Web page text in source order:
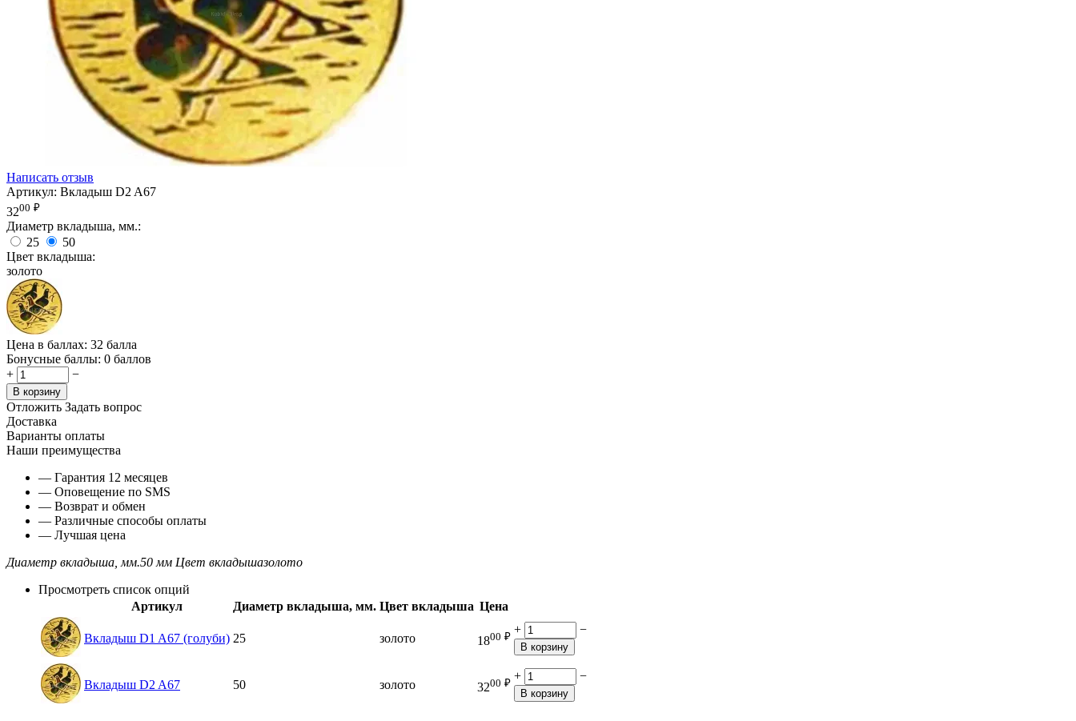
Написать отзыв
Артикул: Вкладыш D2 A67
3200 ₽
Диаметр вкладыша, мм.:
25
50
Цвет вкладыша:
золото
Цена в баллах: 32 балла
Бонусные баллы: 0 баллов
+
−
В корзину
Отложить Задать вопрос
Доставка
Варианты оплаты
Наши преимущества
— Гарантия 12 месяцев
— Оповещение по SMS
— Возврат и обмен
— Различные способы оплаты
— Лучшая цена
Диаметр вкладыша, мм.50 мм Цвет вкладышазолото
Просмотреть список опций
Артикул
Диаметр вкладыша, мм. Цвет вкладыша Цена
Вкладыш D1 A67 (голуби) 25 золото 1800 ₽
+ −
В корзину
Вкладыш D2 A67 50 золото 3200 ₽
+ −
В корзину